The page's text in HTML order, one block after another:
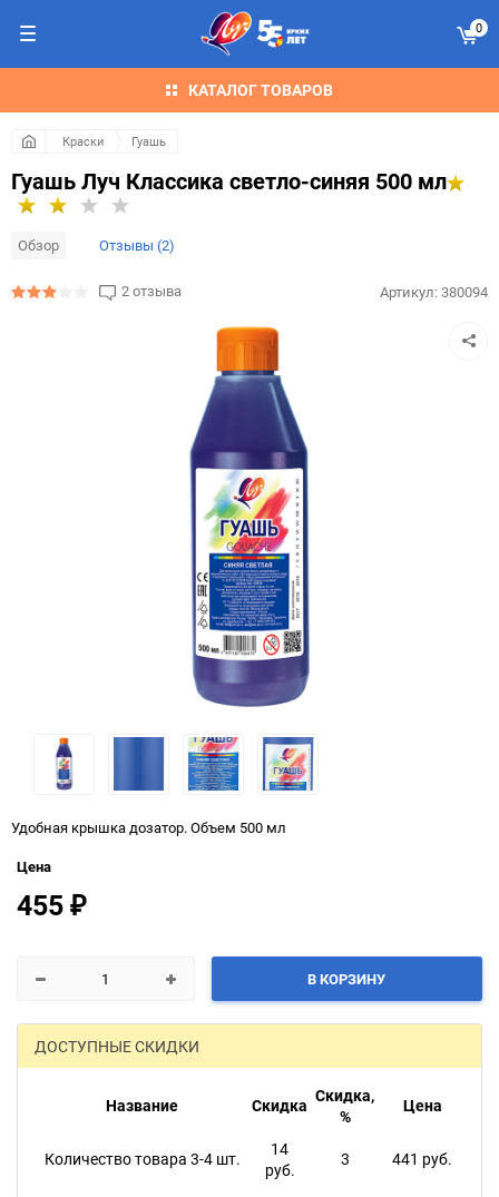
КАТАЛОГ ТОВАРОВ
0
Краски Гуашь
Гуашь Луч Классика светло-синяя 500 мл
Обзор Отзывы (2)
Артикул:380094
Удобная крышка дозатор. Объем 500 мл
2 отзыва
Цена
455 ₽
В КОРЗИНУ
ДОСТУПНЫЕ СКИДКИ
Название Скидка Скидка,
%
Цена
Количество товара 3-4 шт.
14
руб.
3 441 руб.